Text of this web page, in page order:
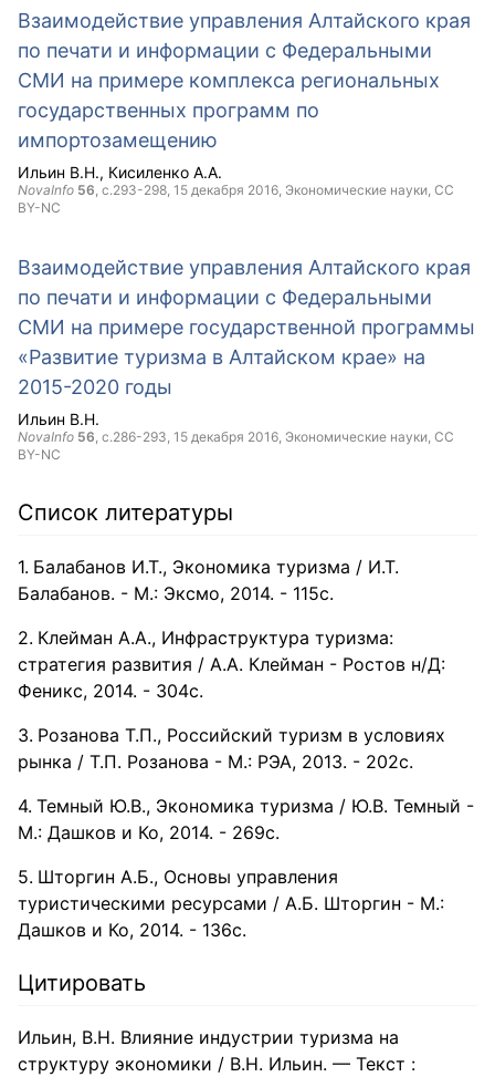
Взаимодействие управления Алтайского края
по печати и информации с Федеральными
СМИ на примере комплекса региональных
государственных программ по
импортозамещению
Ильин В.Н. Кисиленко А.А.
NovaInfo 56, с.293-298, 15 декабря 2016, Экономические науки, CC
BY-NC
Взаимодействие управления Алтайского края
по печати и информации с Федеральными
СМИ на примере государственной программы
«Развитие туризма в Алтайском крае» на
2015-2020 годы
Ильин В.Н.
NovaInfo 56, с.286-293, 15 декабря 2016, Экономические науки, CC
BY-NC
Список литературы
Балабанов И.Т., Экономика туризма / И.Т.
Балабанов. - М.: Эксмо, 2014. - 115с.
Клейман А.А., Инфраструктура туризма:
стратегия развития / А.А. Клейман - Ростов н/Д:
Феникс, 2014. - 304с.
Розанова Т.П., Российский туризм в условиях
рынка / Т.П. Розанова - М.: РЭА, 2013. - 202с.
Темный Ю.В., Экономика туризма / Ю.В. Темный -
М.: Дашков и Ко, 2014. - 269с.
Шторгин А.Б., Основы управления
туристическими ресурсами / А.Б. Шторгин - М.:
Дашков и Ко, 2014. - 136с.
Цитировать
Ильин, В.Н. Влияние индустрии туризма на
структуру экономики / В.Н. Ильин. — Текст :